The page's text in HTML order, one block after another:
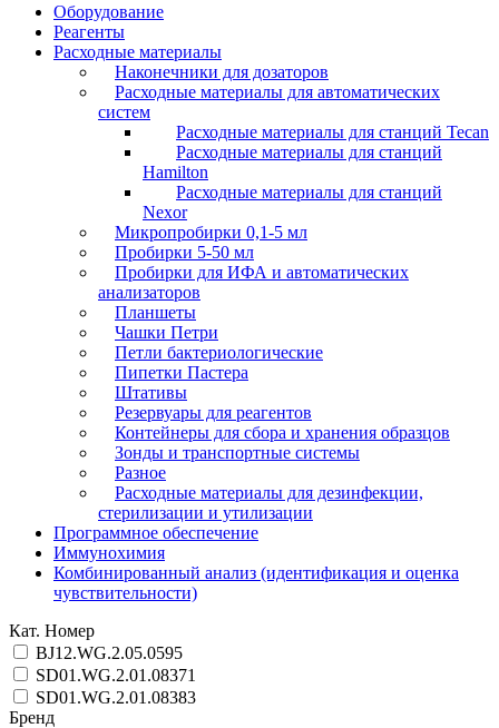
Оборудование
Реагенты
Расходные материалы
Наконечники для дозаторов
Расходные материалы для автоматических
систем
Расходные материалы для станций Tecan
Расходные материалы для станций
Hamilton
Расходные материалы для станций
Nexor
Микропробирки 0,1-5 мл
Пробирки 5-50 мл
Пробирки для ИФА и автоматических
анализаторов
Планшеты
Чашки Петри
Петли бактериологические
Пипетки Пастера
Штативы
Резервуары для реагентов
Контейнеры для сбора и хранения образцов
Зонды и транспортные системы
Разное
Расходные материалы для дезинфекции,
стерилизации и утилизации
Программное обеспечение
Иммунохимия
Комбинированный анализ (идентификация и оценка
чувствительности)
Кат. Номер
BJ12.WG.2.05.0595
SD01.WG.2.01.08371
SD01.WG.2.01.08383
Бренд